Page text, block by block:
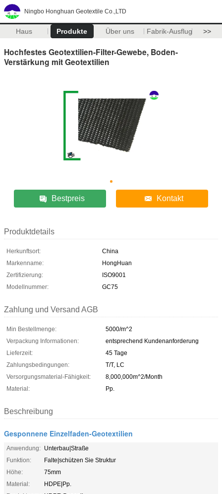
Ningbo Honghuan Geotextile Co.,LTD
Haus Produkte Über uns Fabrik-Ausflug >>
Hochfestes Geotextilien-Filter-Gewebe, Boden-
Verstärkung mit Geotextilien
Bestpreis Kontakt
Produktdetails
Herkunftsort:
China
Markenname:
HongHuan
Zertifizierung:
ISO9001
Modellnummer:
GC75
Zahlung und Versand AGB
Min Bestellmenge:
5000/m^2
Verpackung Informationen:
entsprechend Kundenanforderung
Lieferzeit:
45 Tage
Zahlungsbedingungen:
T/T, LC
Versorgungsmaterial-Fähigkeit:
8,000,000m^2/Month
Material:
Pp.
Beschreibung
Gesponnene Einzelfaden-Geotextilien
Anwendung: Unterbau|Straße
Funktion:
Falte|schützen Sie Struktur
Höhe:
75mm
Material:
HDPE|Pp.